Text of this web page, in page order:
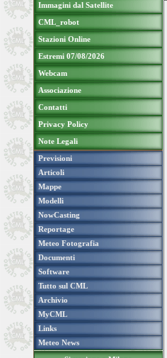
Immagini dal Satellite
CML_robot
Stazioni Online
Estremi 07/08/2026
Webcam
Associazione
Contatti
Privacy Policy
Note Legali
Previsioni
Articoli
Mappe
Modelli
NowCasting
Reportage
Meteo Fotografia
Documenti
Software
Tutto sul CML
Archivio
MyCML
Links
Meteo News